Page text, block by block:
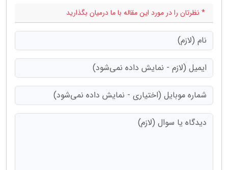
* نظرتان را در مورد این مقاله با ما درمیان بگذارید